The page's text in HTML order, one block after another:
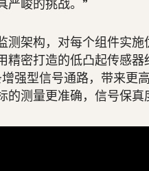
严峻的挑战。”
测架构，对每个组件实
精密打造的低凸起传感
增强型信号通路，带来更
的测量更准确，信号保真